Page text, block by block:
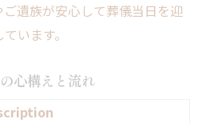
遺族が安心して葬儀当日を迎
います。
心構えと流れ